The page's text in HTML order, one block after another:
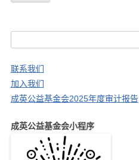
：
联系我们
加入我们
成英公益基金会2025年度审计报告
成英公益基金会小程序